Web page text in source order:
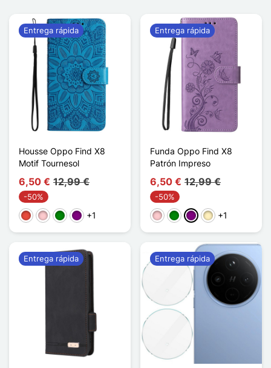
Housse Oppo Find X8
Motif Tournesol
6,50 € 12,99 €
-50%
RojoRosaVerdePúrpura
+1
Entrega rápida
Funda Oppo Find X8
Patrón Impreso
6,50 € 12,99 €
-50%
RosaVerdePúrpura
Oro +1
Entrega rápida
Entrega rápida Entrega rápida